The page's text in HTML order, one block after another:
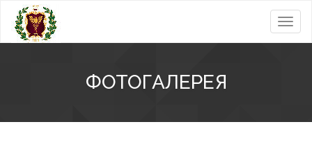
ФОТОГАЛЕРЕЯ